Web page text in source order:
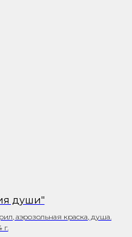
души"
аэрозольная краска, душа.
г.